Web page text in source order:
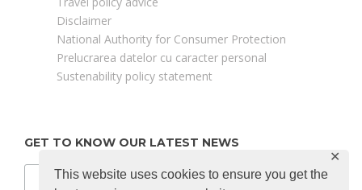
This website uses cookies to ensure you get the
✕
Disclaimer
National Authority for Consumer Protection
Prelucrarea datelor cu caracter personal
Sustenability policy statement
GET TO KNOW OUR LATEST NEWS